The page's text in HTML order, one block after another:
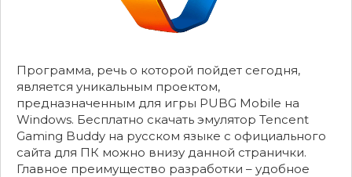
Программа, речь о которой пойдет сегодня,
является уникальным проектом,
предназначенным для игры PUBG Mobile на
Windows. Бесплатно скачать эмулятор Tencent
Gaming Buddy на русском языке с официального
сайта для ПК можно внизу данной странички.
Главное преимущество разработки – удобное